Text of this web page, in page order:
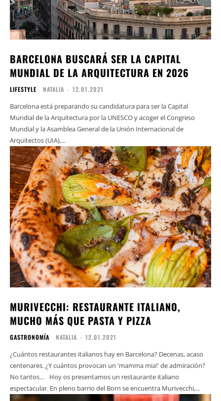
BARCELONA BUSCARÁ SER LA CAPITAL
MUNDIAL DE LA ARQUITECTURA EN 2026
LIFESTYLE NATALIA - 12.01.2021
Barcelona está preparando su candidatura para ser la Capital
Mundial de la Arquitectura por la UNESCO y acoger el Congreso
Mundial y la Asamblea General de la Unión Internacional de
Arquitectos (UIA),...
MURIVECCHI: RESTAURANTE ITALIANO,
MUCHO MÁS QUE PASTA Y PIZZA
GASTRONOMÍA NATALIA - 12.01.2021
¿Cuántos restaurantes italianos hay en Barcelona? Decenas, acaso
centenares. ¿Y cuántos provocan un 'mamma mia!' de admiración?
No tantos…⠀Hoy os presentamos un restaurante italiano
espectacular. En pleno barrio del Born se encuentra Murivecchi,...